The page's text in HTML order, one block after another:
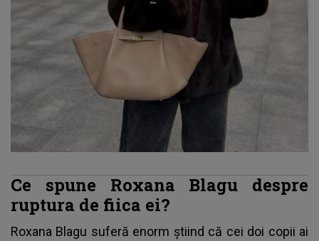
Ce spune Roxana Blagu despre
ruptura de fiica ei?
Roxana Blagu suferă enorm știind că cei doi copii ai